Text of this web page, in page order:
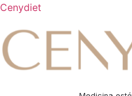
Cenydiet